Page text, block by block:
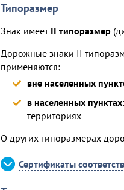
Типоразмер
Знак имеет II типоразмер
Дорожные знаки II
применяются:
вне населенных
в населенных пунктах:
территориях
О других типоразмерах
Сертификаты